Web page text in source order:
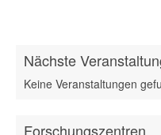
Nächste
Keine Veranstaltungen
Forschungszentren